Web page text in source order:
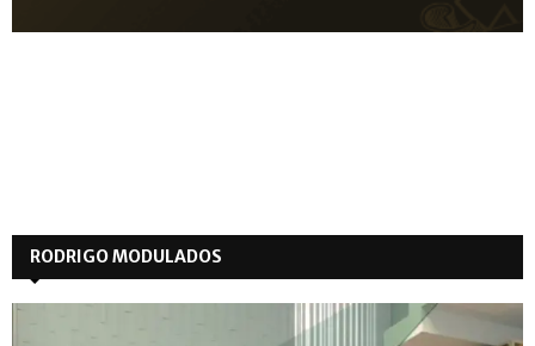
RODRIGO MODULADOS